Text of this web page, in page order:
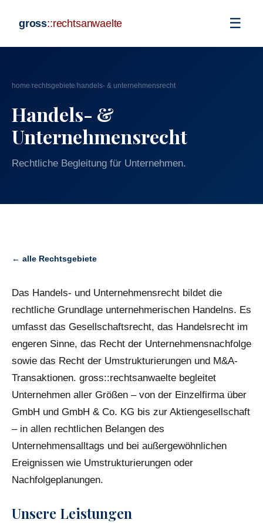
gross::rechtsanwaelte ☰
home/rechtsgebiete/handels- & unternehmensrecht
Handels- &
Unternehmensrecht
Rechtliche Begleitung für Unternehmen.
← alle Rechtsgebiete
Das Handels- und Unternehmensrecht bildet die
rechtliche Grundlage unternehmerischen Handelns. Es
umfasst das Gesellschaftsrecht, das Handelsrecht im
engeren Sinne, das Recht der Unternehmensnachfolge
sowie das Recht der Umstrukturierungen und M&A-
Transaktionen. gross::rechtsanwaelte begleitet
Unternehmen aller Größen – von der Einzelfirma über
GmbH und GmbH & Co. KG bis zur Aktiengesellschaft
– in allen rechtlichen Belangen des
Unternehmensalltags und bei außergewöhnlichen
Ereignissen wie Umstrukturierungen oder
Nachfolgeplanungen.
Unsere Leistungen